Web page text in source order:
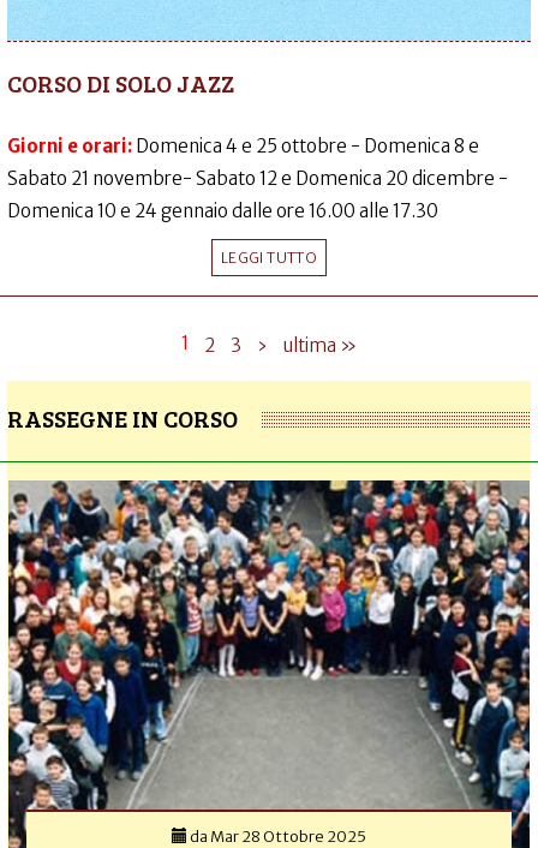
CORSO DI SOLO JAZZ
Giorni e orari: Domenica 4 e 25 ottobre - Domenica 8 e
Sabato 21 novembre- Sabato 12 e Domenica 20 dicembre -
Domenica 10 e 24 gennaio dalle ore 16.00 alle 17.30
LEGGI TUTTO
1 2 3 › ultima »
RASSEGNE IN CORSO
da Mar 28 Ottobre 2025